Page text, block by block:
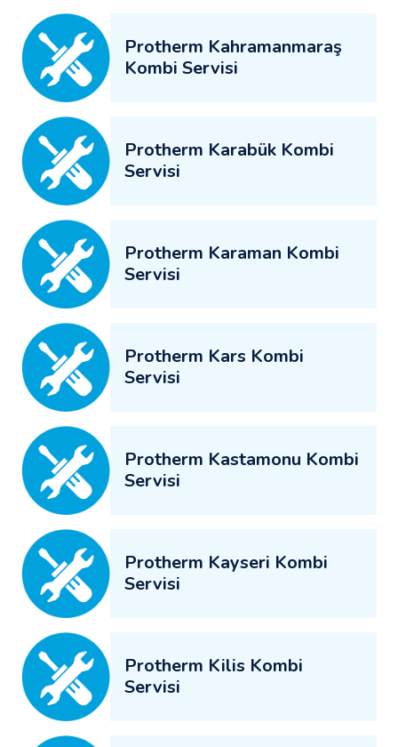
Protherm Kahramanmaraş
Kombi Servisi
Protherm Karabük Kombi
Servisi
Protherm Karaman Kombi
Servisi
Protherm Kars Kombi
Servisi
Protherm Kastamonu Kombi
Servisi
Protherm Kayseri Kombi
Servisi
Protherm Kilis Kombi
Servisi